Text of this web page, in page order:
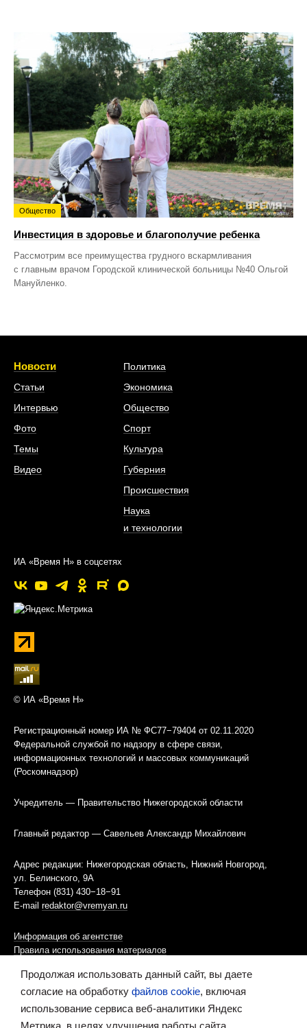
Общество
Инвестиция в здоровье и благополучие ребенка
Рассмотрим все преимущества грудного вскармливания
с главным врачом Городской клинической больницы №40 Ольгой
Мануйленко.
Новости
Статьи
Интервью
Фото
Темы
Видео
Политика
Экономика
Общество
Спорт
Культура
Губерния
Происшествия
Наука
и технологии
ИА «Время Н» в соцсетях
© ИА «Время Н»
Регистрационный номер ИА № ФС77−79404 от 02.11.2020
Федеральной службой по надзору в сфере связи,
информационных технологий и массовых коммуникаций
(Роскомнадзор)
Учредитель — Правительство Нижегородской области
Главный редактор — Савельев Александр Михайлович
Адрес редакции: Нижегородская область, Нижний Новгород,
ул. Белинского, 9А
Телефон (831) 430−18−91
E-mail redaktor@vremyan.ru
Информация об агентстве
Правила использования материалов
Информационная политика использования «cookies»-файлов
Ресурс содержит материалы 16+
Продолжая использовать данный сайт, вы даете
согласие на обработку файлов cookie, включая
использование сервиса веб-аналитики Яндекс
Метрика, в целях улучшения работы сайта